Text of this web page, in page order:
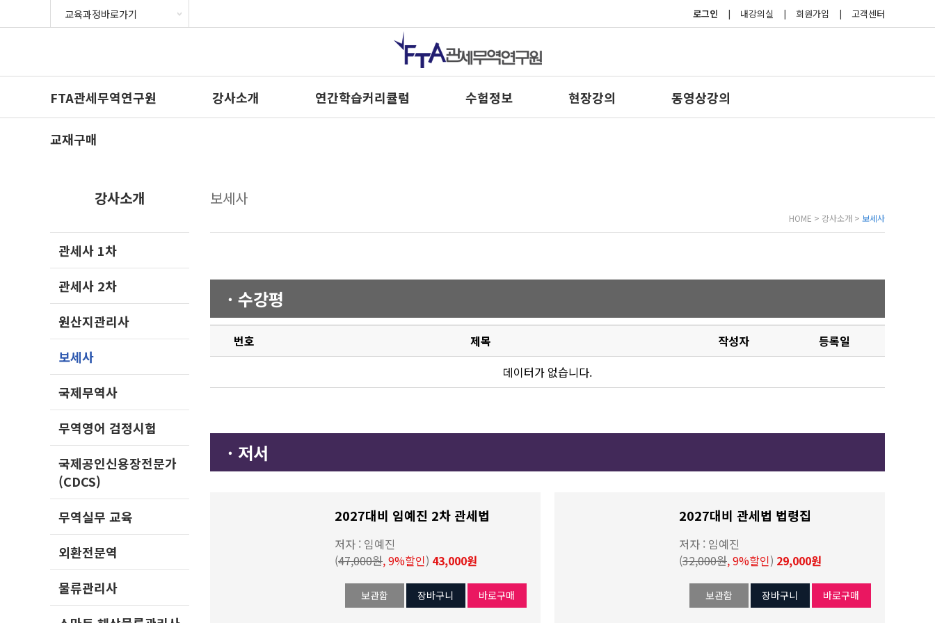
고객센터
|
회원가입
|
내강의실
|
로그인
FTA관세무역연구원 강사소개 연간학습커리큘럼 수험정보 현장강의 동영상강의
교재구매
강사소개
관세사 1차
관세사 2차
원산지관리사
보세사
국제무역사
무역영어 검정시험
국제공인신용장전문가
(CDCS)
무역실무 교육
외환전문역
물류관리사
보세사
HOME > 강사소개 > 보세사
· 수강평
번호 제목 작성자
등록일
데이터가 없습니다.
· 저서
2027대비 임예진 2차 관세법
저자 : 임예진
(47,000원, 9%할인) 43,000원
보관함 장바구니 바로구매
2027대비 관세법 법령집
저자 : 임예진
(32,000원, 9%할인) 29,000원
보관함 장바구니 바로구매